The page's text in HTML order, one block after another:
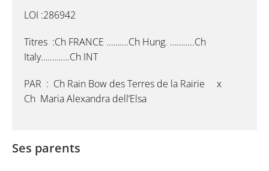
LOI :286942
Titres :Ch FRANCE ……….Ch Hung. ………..Ch
Italy………….Ch INT
PAR : Ch Rain Bow des Terres de la Rairie x
Ch Maria Alexandra dell’Elsa
Ses parents